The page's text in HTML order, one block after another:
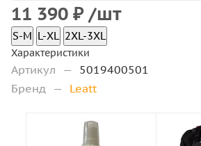
11 390 ₽ /шт
S-M L-XL 2XL-3XL
Характеристики
Артикул — 5019400501
Бренд — Leatt